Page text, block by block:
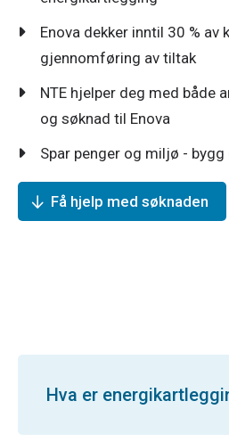
Enova dekker inntil 30 %
gjennomføring av tiltak
NTE hjelper deg med både
og søknad til Enova
Spar penger og miljø -
Få hjelp med søknaden
Hva er